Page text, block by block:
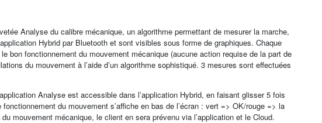
Analyse du calibre mécanique, un algorithme permettant de mesurer la marche,
Hybrid par Bluetooth et sont visibles sous forme de graphiques. Chaque
bon fonctionnement du mouvement mécanique (aucune action requise de la part de
du mouvement à l’aide d’un algorithme sophistiqué. 3 mesures sont effectuées
Analyse est accessible dans l’application Hybrid, en faisant glisser 5 fois
du mouvement s’affiche en bas de l’écran : vert => OK/rouge => la
mouvement mécanique, le client en sera prévenu via l’application et le Cloud.